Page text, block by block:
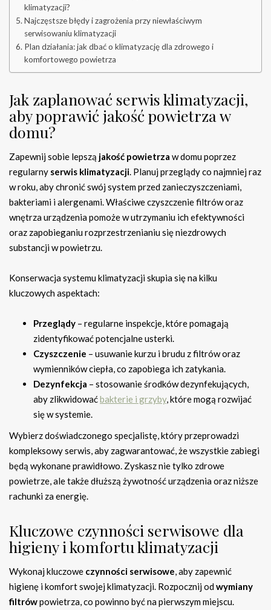
klimatyzacji?
Najczęstsze błędy i zagrożenia przy niewłaściwym
serwisowaniu klimatyzacji
Plan działania: jak dbać o klimatyzację dla zdrowego i
komfortowego powietrza
Jak zaplanować serwis klimatyzacji,
aby poprawić jakość powietrza w
domu?
Zapewnij sobie lepszą jakość powietrza w domu poprzez
regularny serwis klimatyzacji . Planuj przeglądy co najmniej raz
w roku, aby chronić swój system przed zanieczyszczeniami,
bakteriami i alergenami. Właściwe czyszczenie filtrów oraz
wnętrza urządzenia pomoże w utrzymaniu ich efektywności
oraz zapobieganiu rozprzestrzenianiu się niezdrowych
substancji w powietrzu.
Konserwacja systemu klimatyzacji skupia się na kilku
kluczowych aspektach:
Przeglądy – regularne inspekcje, które pomagają
zidentyfikować potencjalne usterki.
Czyszczenie – usuwanie kurzu i brudu z filtrów oraz
wymienników ciepła, co zapobiega ich zatykania.
Dezynfekcja – stosowanie środków dezynfekujących,
aby zlikwidowaćbakterie i grzyby, które mogą rozwijać
się w systemie.
Wybierz doświadczonego specjalistę, który przeprowadzi
kompleksowy serwis, aby zagwarantować, że wszystkie zabiegi
będą wykonane prawidłowo. Zyskasz nie tylko zdrowe
powietrze, ale także dłuższą żywotność urządzenia oraz niższe
rachunki za energię.
Kluczowe czynności serwisowe dla
higieny i komfortu klimatyzacji
Wykonaj kluczowe czynności serwisowe , aby zapewnić
higienę i komfort swojej klimatyzacji. Rozpocznij odwymiany
filtrówpowietrza, co powinno być na pierwszym miejscu.